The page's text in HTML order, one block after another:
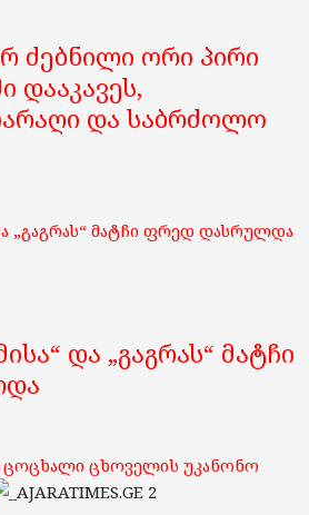
ძებნილი ორი პირი
დააკავეს,
და საბრძოლო
„გაგრას“ მატჩი ფრედ დასრულდა
და „გაგრას“ მატჩი
ცოცხალი ცხოველის უკანონო
2